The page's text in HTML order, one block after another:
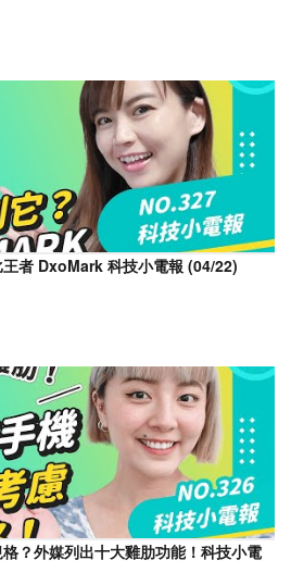
者 DxoMark 科技小電報 (04/22)
？外媒列出十大雞肋功能！科技小電